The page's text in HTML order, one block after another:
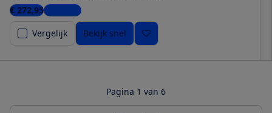
€ 272,959 winkels
Vergelijk
Bekijk snel
Pagina 1 van 6